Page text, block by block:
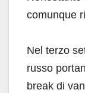
comunque
Nel terzo
russo
break di